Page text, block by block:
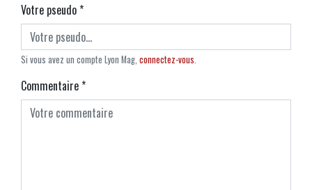
Votre pseudo*
Si vous avez un compte Lyon Mag, connectez-vous.
Commentaire*